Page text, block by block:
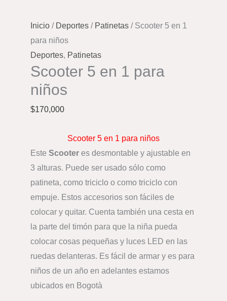
Inicio / Deportes / Patinetas / Scooter 5 en 1
para niños
Deportes, Patinetas
Scooter 5 en 1 para
niños
$170,000
Scooter 5 en 1 para niños
Este Scooter es desmontable y ajustable en
3 alturas. Puede ser usado sólo como
patineta, como triciclo o como triciclo con
empuje. Estos accesorios son fáciles de
colocar y quitar. Cuenta también una cesta en
la parte del timón para que la niña pueda
colocar cosas pequeñas y luces LED en las
ruedas delanteras. Es fácil de armar y es para
niños de un año en adelantes estamos
ubicados en Bogotà